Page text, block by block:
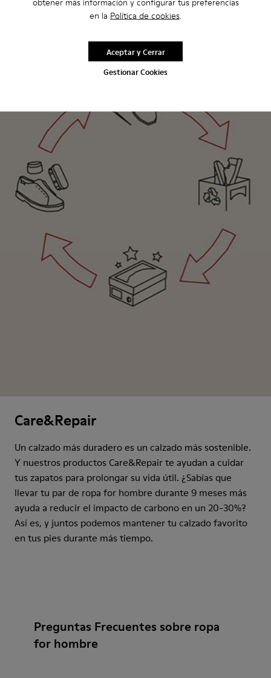
en la Política de cookies.
Gestionar Cookies
Aceptar y Cerrar
Care&Repair
Un calzado más duradero es un calzado más sostenible.
Y nuestros productos Care&Repair te ayudan a cuidar
tus zapatos para prolongar su vida útil. ¿Sabías que
llevar tu par de ropa for hombre durante 9 meses más
ayuda a reducir el impacto de carbono en un 20-30%?
Así es, y juntos podemos mantener tu calzado favorito
en tus pies durante más tiempo.
Preguntas Frecuentes sobre ropa
for hombre